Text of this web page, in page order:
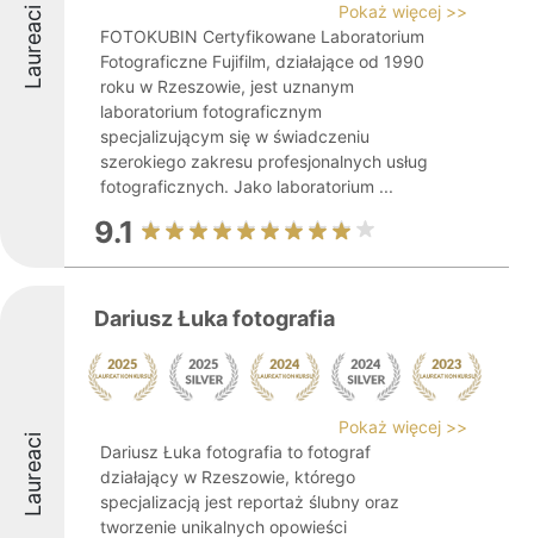
Laureaci
Pokaż więcej >>
FOTOKUBIN Certyfikowane Laboratorium
Fotograficzne Fujifilm, działające od 1990
roku w Rzeszowie, jest uznanym
laboratorium fotograficznym
specjalizującym się w świadczeniu
szerokiego zakresu profesjonalnych usług
fotograficznych. Jako laboratorium ...
9.1
Laureaci
Dariusz Łuka fotografia
Pokaż więcej >>
Dariusz Łuka fotografia to fotograf
działający w Rzeszowie, którego
specjalizacją jest reportaż ślubny oraz
tworzenie unikalnych opowieści